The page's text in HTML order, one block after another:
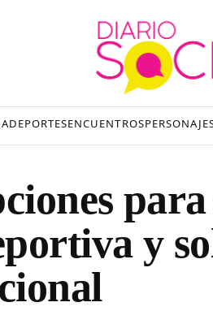
DEPORTESENCUENTROS
para
y